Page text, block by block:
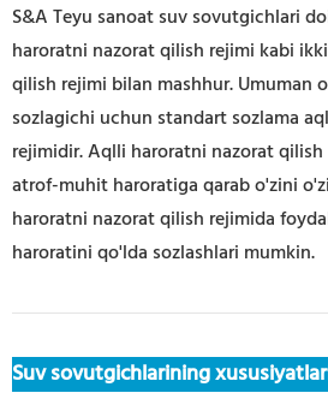
S&A Teyu sanoat suv sovutgichlari
haroratni nazorat qilish rejimi kabi
qilish rejimi bilan mashhur. Umuman
sozlagichi uchun standart sozlama
rejimidir. Aqlli haroratni nazorat
atrof-muhit haroratiga qarab o'zini
haroratni nazorat qilish rejimida
haroratini qo'lda sozlashlari mumkin.
Suv sovutgichlarining